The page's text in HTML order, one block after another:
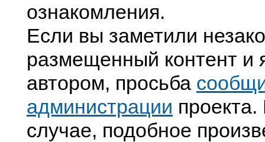
ознакомления.
Если вы заметили
размещенный контент и
автором, просьба
администрации
случае, подобное